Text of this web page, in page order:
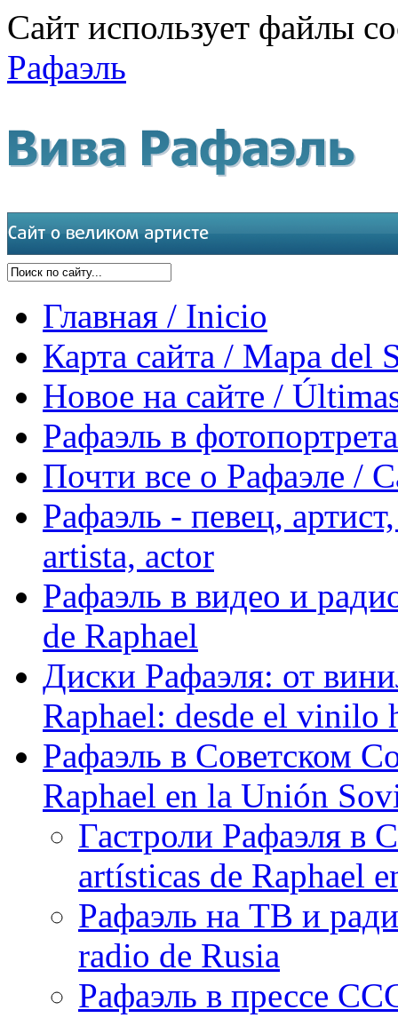
Сайт использует файлы
Рафаэль
Главная / Inicio
Карта сайта / Mapa del
Новое на сайте /
Рафаэль в
Почти все о Рафаэле /
Рафаэль - певец,
artista, actor
Рафаэль в видео и
de Raphael
Диски Рафаэля: от
Raphael: desde el vinilo
Рафаэль в Советском
Raphael en la Unión
Гастроли Рафаэля в
artísticas de Raphael
Рафаэль на ТВ и
radio de Rusia
Рафаэль в прессе